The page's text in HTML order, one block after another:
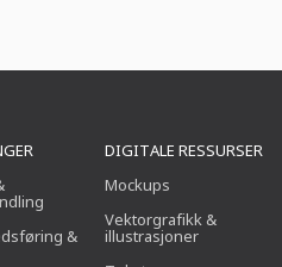
&
DIGITALE RESSURSER
Mockups
Vektorgrafikk &
illustrasjoner